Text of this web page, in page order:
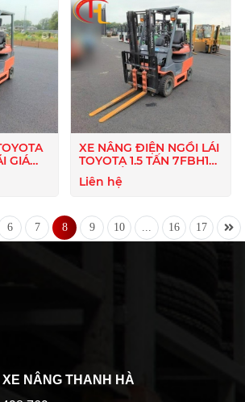
GIÁ
)
XE NÂNG ĐIỆN NGỒI LÁI
TOYOTA 1.5 TẤN 7FBH15(
TẠM HẾT HÀNG )
Liên hệ
6 7 8 9 10 16 17
NÂNG THANH HÀ